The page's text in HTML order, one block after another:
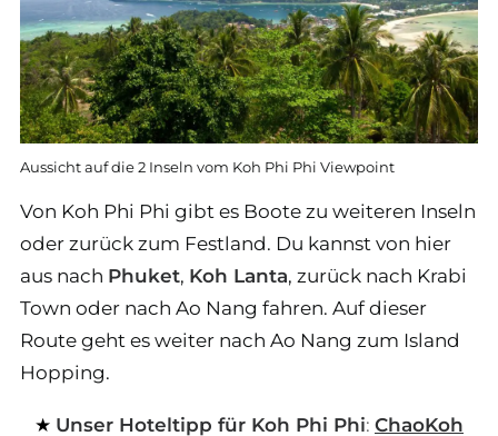
Aussicht auf die 2 Inseln vom Koh Phi Phi Viewpoint
Von Koh Phi Phi gibt es Boote zu weiteren Inseln
oder zurück zum Festland. Du kannst von hier
aus nach Phuket, Koh Lanta, zurück nach Krabi
Town oder nach Ao Nang fahren. Auf dieser
Route geht es weiter nach Ao Nang zum Island
Hopping.
Unser Hoteltipp für Koh Phi Phi: ChaoKoh